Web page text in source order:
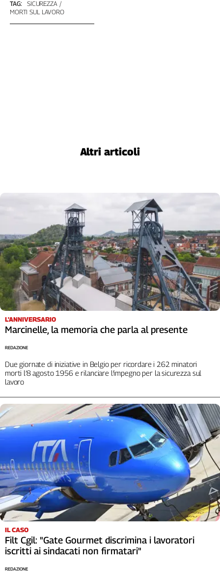
TAG:
SICUREZZA
MORTI SUL LAVORO
Altri articoli
L'ANNIVERSARIO
Marcinelle, la memoria che parla al presente
Due giornate di iniziative in Belgio per ricordare i 262 minatori
morti l’8 agosto 1956 e rilanciare l’impegno per la sicurezza sul
lavoro
REDAZIONE
IL CASO
Filt Cgil: "Gate Gourmet discrimina i lavoratori
iscritti ai sindacati non firmatari"
REDAZIONE